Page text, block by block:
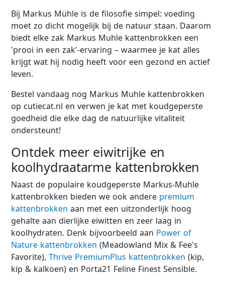
Bij Markus Mühle is de filosofie simpel: voeding
moet zo dicht mogelijk bij de natuur staan. Daarom
biedt elke zak Markus Muhle kattenbrokken een
'prooi in een zak'-ervaring – waarmee je kat alles
krijgt wat hij nodig heeft voor een gezond en actief
leven.
Bestel vandaag nog Markus Muhle kattenbrokken
op cutiecat.nl en verwen je kat met koudgeperste
goedheid die elke dag de natuurlijke vitaliteit
ondersteunt!
Ontdek meer eiwitrijke en
koolhydraatarme kattenbrokken
Naast de populaire koudgeperste Markus-Muhle
kattenbrokken bieden we ook andere premium
kattenbrokken aan met een uitzonderlijk hoog
gehalte aan dierlijke eiwitten en zeer laag in
koolhydraten. Denk bijvoorbeeld aan Power of
Nature kattenbrokken (Meadowland Mix & Fee's
Favorite),Thrive PremiumPlus kattenbrokken (kip,
kip & kalkoen) en Porta21 Feline Finest Sensible.